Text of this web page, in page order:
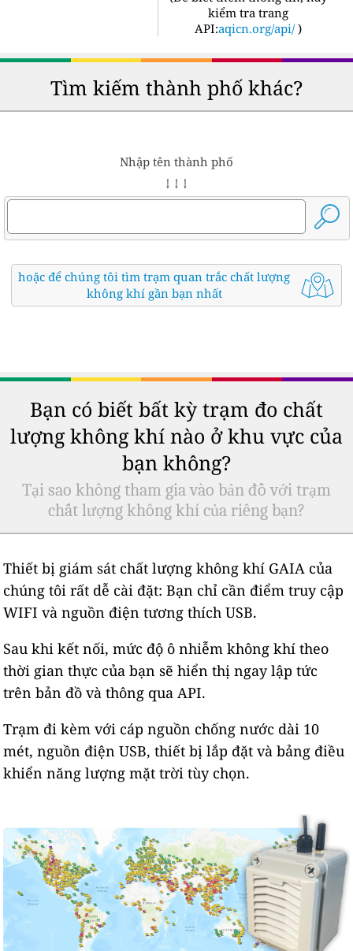
kiểm tra trang
API:aqicn.org/api/ )
Tìm kiếm thành phố khác?
Nhập tên thành phố
↓ ↓ ↓
hoặc để chúng tôi tìm trạm quan trắc chất lượng
không khí gần bạn nhất
Bạn có biết bất kỳ trạm đo chất
lượng không khí nào ở khu vực của
bạn không?
Tại sao không tham gia vào bản đồ với trạm
chất lượng không khí của riêng bạn?
Thiết bị giám sát chất lượng không khí GAIA của
chúng tôi rất dễ cài đặt: Bạn chỉ cần điểm truy cập
WIFI và nguồn điện tương thích USB.
Sau khi kết nối, mức độ ô nhiễm không khí theo
thời gian thực của bạn sẽ hiển thị ngay lập tức
trên bản đồ và thông qua API.
Trạm đi kèm với cáp nguồn chống nước dài 10
mét, nguồn điện USB, thiết bị lắp đặt và bảng điều
khiển năng lượng mặt trời tùy chọn.